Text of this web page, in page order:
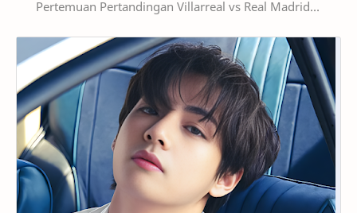
Pertemuan Pertandingan Villarreal vs Real Madrid